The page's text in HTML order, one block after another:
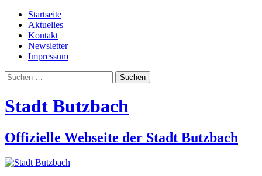
Startseite
Aktuelles
Kontakt
Newsletter
Impressum
Suchen
nach:
Stadt Butzbach
Offizielle Webseite der Stadt Butzbach